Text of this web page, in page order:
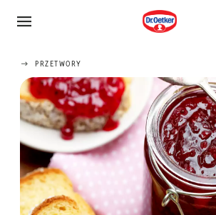
PRZETWORY